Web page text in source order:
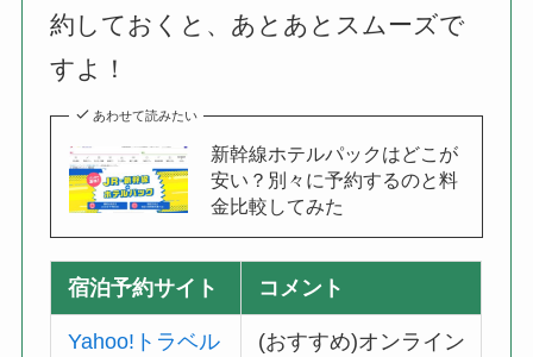
約しておくと、あとあとスムーズで
すよ！
あわせて読みたい
新幹線ホテルパックはどこが
安い？別々に予約するのと料
金比較してみた
宿泊予約サイト コメント
Yahoo!トラベル
(おすすめ)オンライン